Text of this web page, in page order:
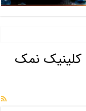
کلینیک نمک